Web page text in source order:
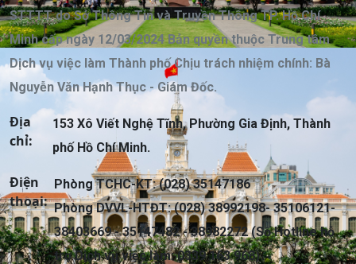
STTTT do Sở Thông Tin và Truyền Thông TP. Hồ Chí
Minh cấp ngày 12/03/2024 Bản quyền thuộc Trung tâm
Dịch vụ việc làm Thành phố Chịu trách nhiệm chính: Bà
Nguyễn Văn Hạnh Thục - Giám Đốc.
Địa
chỉ:
153 Xô Viết Nghệ Tĩnh, Phường Gia Định, Thành
phố Hồ Chí Minh.
Điện
thoại:
Phòng TCHC-KT: (028) 35147186
Phòng DVVL-HTĐT: (028) 38992198- 35106121-
38403669 - 35147482 - 38982272 (Số Hotline hỗ
trợ Dịch vụ việc làm: 0339 163 968)